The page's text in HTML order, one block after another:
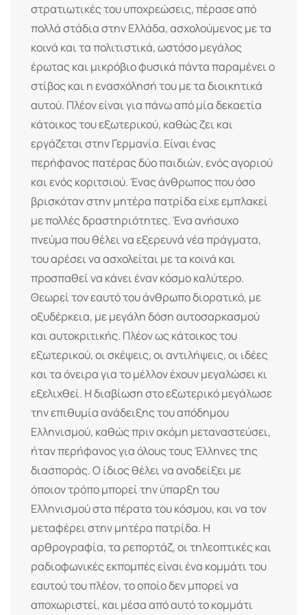
στρατιωτικές του υποχρεώσεις, πέρασε από
πολλά στάδια στην Ελλάδα, ασχολούμενος με τα
κοινά και τα πολιτιστικά, ωστόσο μεγάλος
έρωτας και μικρόβιο φυσικά πάντα παραμένει ο
στίβος και η ενασχόλησή του με τα διοικητικά
αυτού. Πλέον είναι για πάνω από μία δεκαετία
κάτοικος του εξωτερικού, καθώς ζει και
εργάζεται στην Γερμανία. Είναι ένας
περήφανος πατέρας δύο παιδιών, ενός αγοριού
και ενός κοριτσιού. Ένας άνθρωπος που όσο
βρισκόταν στην μητέρα πατρίδα είχε εμπλακεί
με πολλές δραστηριότητες. Ένα ανήσυχο
πνεύμα που θέλει να εξερευνά νέα πράγματα,
του αρέσει να ασχολείται με τα κοινά και
προσπαθεί να κάνει έναν κόσμο καλύτερο.
Θεωρεί τον εαυτό του άνθρωπο διορατικό, με
οξυδέρκεια, με μεγάλη δόση αυτοσαρκασμού
και αυτοκριτικής. Πλέον ως κάτοικος του
εξωτερικού, οι σκέψεις, οι αντιλήψεις, οι ιδέες
και τα όνειρα για το μέλλον έχουν μεγαλώσει κι
εξελιχθεί. Η διαβίωση στο εξωτερικό μεγάλωσε
την επιθυμία ανάδειξης του απόδημου
Ελληνισμού, καθώς πριν ακόμη μεταναστεύσει,
ήταν περήφανος για όλους τους Έλληνες της
διασποράς. Ο ίδιος θέλει να αναδείξει με
όποιον τρόπο μπορεί την ύπαρξη του
Ελληνισμού στα πέρατα του κόσμου, και να τον
μεταφέρει στην μητέρα πατρίδα. Η
αρθρογραφία, τα ρεπορτάζ, οι τηλεοπτικές και
ραδιοφωνικές εκπομπές είναι ένα κομμάτι του
εαυτού του πλέον, το οποίο δεν μπορεί να
αποχωριστεί, και μέσα από αυτό το κομμάτι